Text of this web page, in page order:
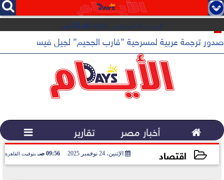
   
السبت 8 أغسطس 2026 05:48 صـ
القهوة المختصة...
صدور ترجمة عربية لمسرحية ”قارب الجحيم” لجيل فيسنت عن دار
 أخبار مصر تقارير 
اقتصاد الإثنين، 24 نوفمبر 2025 09:56 صـ بتوقيت القاهرة